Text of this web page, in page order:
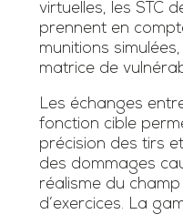
virtuelles, les STC
prennent en
munitions
matrice de
Les échanges
fonction cible
précision des tirs
des dommages
réalisme du
d’exercices. La